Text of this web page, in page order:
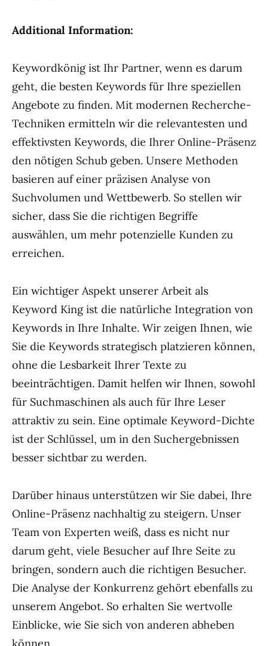
Additional Information:
Keywordkönig ist Ihr Partner, wenn es darum
geht, die besten Keywords für Ihre speziellen
Angebote zu finden. Mit modernen Recherche-
Techniken ermitteln wir die relevantesten und
effektivsten Keywords, die Ihrer Online-Präsenz
den nötigen Schub geben. Unsere Methoden
basieren auf einer präzisen Analyse von
Suchvolumen und Wettbewerb. So stellen wir
sicher, dass Sie die richtigen Begriffe
auswählen, um mehr potenzielle Kunden zu
erreichen.
Ein wichtiger Aspekt unserer Arbeit als
Keyword King ist die natürliche Integration von
Keywords in Ihre Inhalte. Wir zeigen Ihnen, wie
Sie die Keywords strategisch platzieren können,
ohne die Lesbarkeit Ihrer Texte zu
beeinträchtigen. Damit helfen wir Ihnen, sowohl
für Suchmaschinen als auch für Ihre Leser
attraktiv zu sein. Eine optimale Keyword-Dichte
ist der Schlüssel, um in den Suchergebnissen
besser sichtbar zu werden.
Darüber hinaus unterstützen wir Sie dabei, Ihre
Online-Präsenz nachhaltig zu steigern. Unser
Team von Experten weiß, dass es nicht nur
darum geht, viele Besucher auf Ihre Seite zu
bringen, sondern auch die richtigen Besucher.
Die Analyse der Konkurrenz gehört ebenfalls zu
unserem Angebot. So erhalten Sie wertvolle
Einblicke, wie Sie sich von anderen abheben